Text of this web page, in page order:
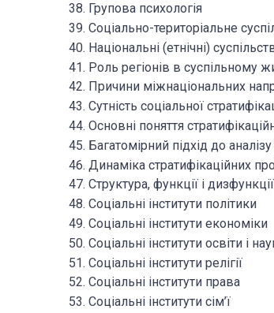
38. Групова психологія
39. Соціально-територіальне
40. Національні (етнічні)
41. Роль регіонів в суспільному
42. Причини міжнаціональних
43. Сутність соціальної
44. Основні поняття
45. Багатомірний підхід до
46. Динаміка стратифікаційних
47. Структура, функції і
48. Соціальні інститути політики
49. Соціальні інститути економіки
50. Соціальні інститути освіти і
51. Соціальні інститути релігії
52. Соціальні інститути права
53. Соціальні інститути сім’ї